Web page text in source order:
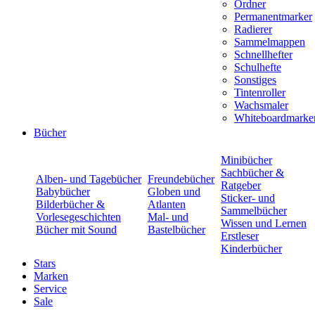
Ordner
Permanentmarker
Radierer
Sammelmappen
Schnellhefter
Schulhefte
Sonstiges
Tintenroller
Wachsmaler
Bücher
Alben- und Tagebücher
Babybücher
Bilderbücher &
Vorlesegeschichten
Bücher mit Sound
Freundebücher
Globen und
Atlanten
Mal- und
Bastelbücher
Minibücher
Sachbücher &
Ratgeber
Sticker- und
Sammelbücher
Wissen und Lernen
Erstleser
Kinderbücher
Stars
Marken
Service
Sale